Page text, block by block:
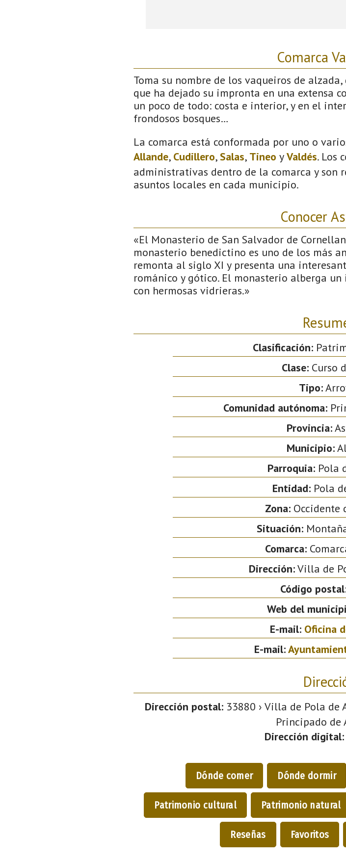
Comarca
Toma su nombre de los vaqueiros de
que ha dejado su impronta en una extensa
un poco de todo: costa e interior, y en el
frondosos bosques…
La comarca está conformada por uno o
Allande, Cudillero,Salas, Tineo yValdés. Los
administrativas dentro de la comarca y son
asuntos locales en cada municipio.
Conocer
«El Monasterio de San Salvador de
monasterio benedictino es uno de los más
remonta al siglo XI y presenta una
románico y gótico. El monasterio alberga
con hermosas vidrieras.»
Clasificación:
Clase:Curso
Tipo:
Comunidad autónoma:
Provincia:
Municipio:
Parroquia: Pola
Entidad:Pola
Zona:Occidente
Situación:
Comarca:
Dirección:Villa de
Código
Web del
E-mail: Oficina
E-mail:
Dirección postal: 33880 › Villa de Pola de
Principado de
Dirección digital:
Dónde comer Dónde dormir
Patrimonio cultural Patrimonio natural
Reseñas Favoritos